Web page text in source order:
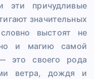
эти причудливые
значительных
выстоят не
и магию самой
это своего рода
ветра, дождя и